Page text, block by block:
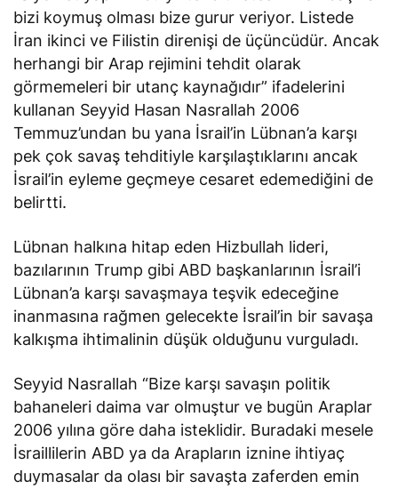
bizi koymuş olması bize gurur veriyor. Listede
İran ikinci ve Filistin direnişi de üçüncüdür. Ancak
herhangi bir Arap rejimini tehdit olarak
görmemeleri bir utanç kaynağıdır” ifadelerini
kullanan Seyyid Hasan Nasrallah 2006
Temmuz’undan bu yana İsrail’in Lübnan’a karşı
pek çok savaş tehditiyle karşılaştıklarını ancak
İsrail’in eyleme geçmeye cesaret edemediğini de
belirtti.
Lübnan halkına hitap eden Hizbullah lideri,
bazılarının Trump gibi ABD başkanlarının İsrail’i
Lübnan’a karşı savaşmaya teşvik edeceğine
inanmasına rağmen gelecekte İsrail’in bir savaşa
kalkışma ihtimalinin düşük olduğunu vurguladı.
Seyyid Nasrallah “Bize karşı savaşın politik
bahaneleri daima var olmuştur ve bugün Araplar
2006 yılına göre daha isteklidir. Buradaki mesele
İsraillilerin ABD ya da Arapların iznine ihtiyaç
duymasalar da olası bir savaşta zaferden emin